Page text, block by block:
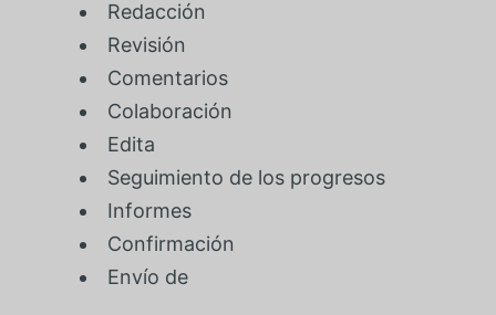
Redacción
Revisión
Comentarios
Colaboración
Edita
Seguimiento de los progresos
Informes
Confirmación
Envío de